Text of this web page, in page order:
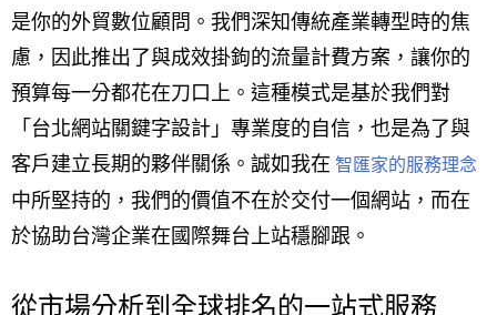
是你的外貿數位顧問。我們深知傳統產業轉型時的焦
慮，因此推出了與成效掛鉤的流量計費方案，讓你的
預算每一分都花在刀口上。這種模式是基於我們對
「台北網站關鍵字設計」專業度的自信，也是為了與
客戶建立長期的夥伴關係。誠如我在 智匯家的服務理念
中所堅持的，我們的價值不在於交付一個網站，而在
於協助台灣企業在國際舞台上站穩腳跟。
從市場分析到全球排名的一站式服務